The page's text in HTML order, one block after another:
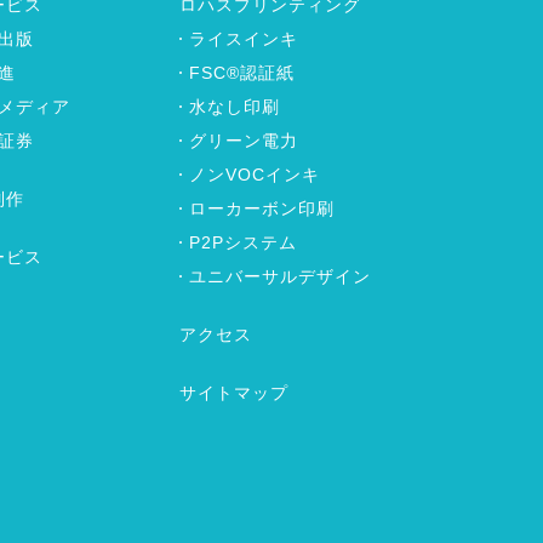
ビス
版
ディア
券
作
ビス
ロハスプリンティング
ライスインキ
FSC®認証紙
水なし印刷
グリーン電力
ノンVOCインキ
ローカーボン印刷
P2Pシステム
ユニバーサルデザイン
アクセス
サイトマップ